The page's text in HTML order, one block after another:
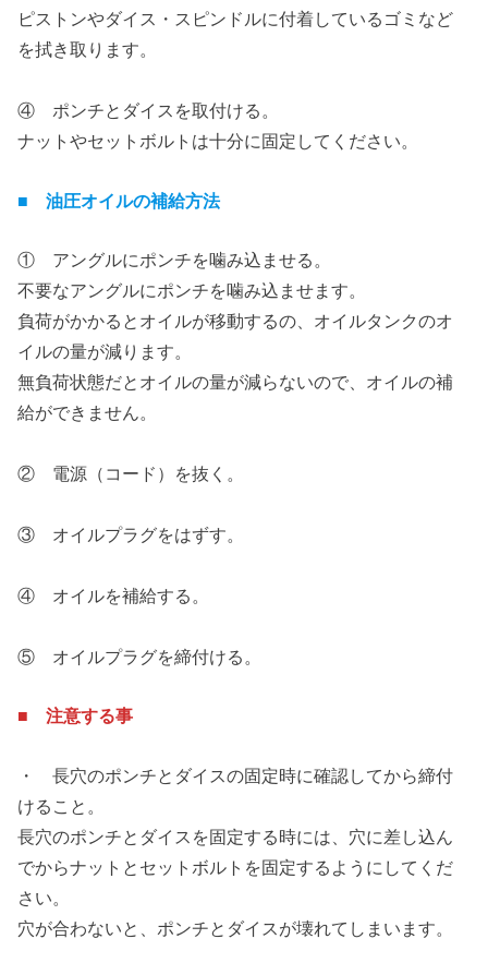
ピストンやダイス・スピンドルに付着しているゴミなど
を拭き取ります。
④ ポンチとダイスを取付ける。
ナットやセットボルトは十分に固定してください。
■ 油圧オイルの補給方法
① アングルにポンチを噛み込ませる。
不要なアングルにポンチを噛み込ませます。
負荷がかかるとオイルが移動するの、オイルタンクのオ
イルの量が減ります。
無負荷状態だとオイルの量が減らないので、オイルの補
給ができません。
② 電源（コード）を抜く。
③ オイルプラグをはずす。
④ オイルを補給する。
⑤ オイルプラグを締付ける。
■ 注意する事
・ 長穴のポンチとダイスの固定時に確認してから締付
けること。
長穴のポンチとダイスを固定する時には、穴に差し込ん
でからナットとセットボルトを固定するようにしてくだ
さい。
穴が合わないと、ポンチとダイスが壊れてしまいます。